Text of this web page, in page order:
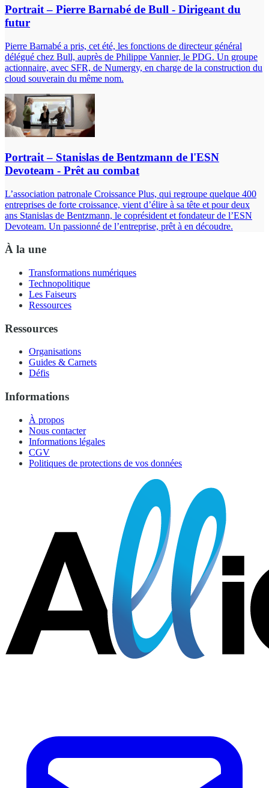
Portrait – Pierre Barnabé de Bull - Dirigeant du
futur
Pierre Barnabé a pris, cet été, les fonctions de directeur général
délégué chez Bull, auprès de Philippe Vannier, le PDG. Un groupe
actionnaire, avec SFR, de Numergy, en charge de la construction du
cloud souverain du même nom.
Portrait – Stanislas de Bentzmann de l'ESN
Devoteam - Prêt au combat
L’association patronale Croissance Plus, qui regroupe quelque 400
entreprises de forte croissance, vient d’élire à sa tête et pour deux
ans Stanislas de Bentzmann, le coprésident et fondateur de l’ESN
Devoteam. Un passionné de l’entreprise, prêt à en découdre.
À la une
Transformations numériques
Technopolitique
Les Faiseurs
Ressources
Ressources
Organisations
Guides & Carnets
Défis
Informations
À propos
Nous contacter
Informations légales
CGV
Politiques de protections de vos données